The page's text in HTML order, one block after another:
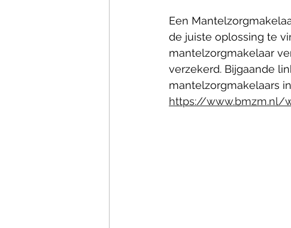
Een
de juiste oplossing te
mantelzorgmakelaar
verzekerd. Bijgaande
mantelzorgmakelaars
https://www.bmzm.nl/